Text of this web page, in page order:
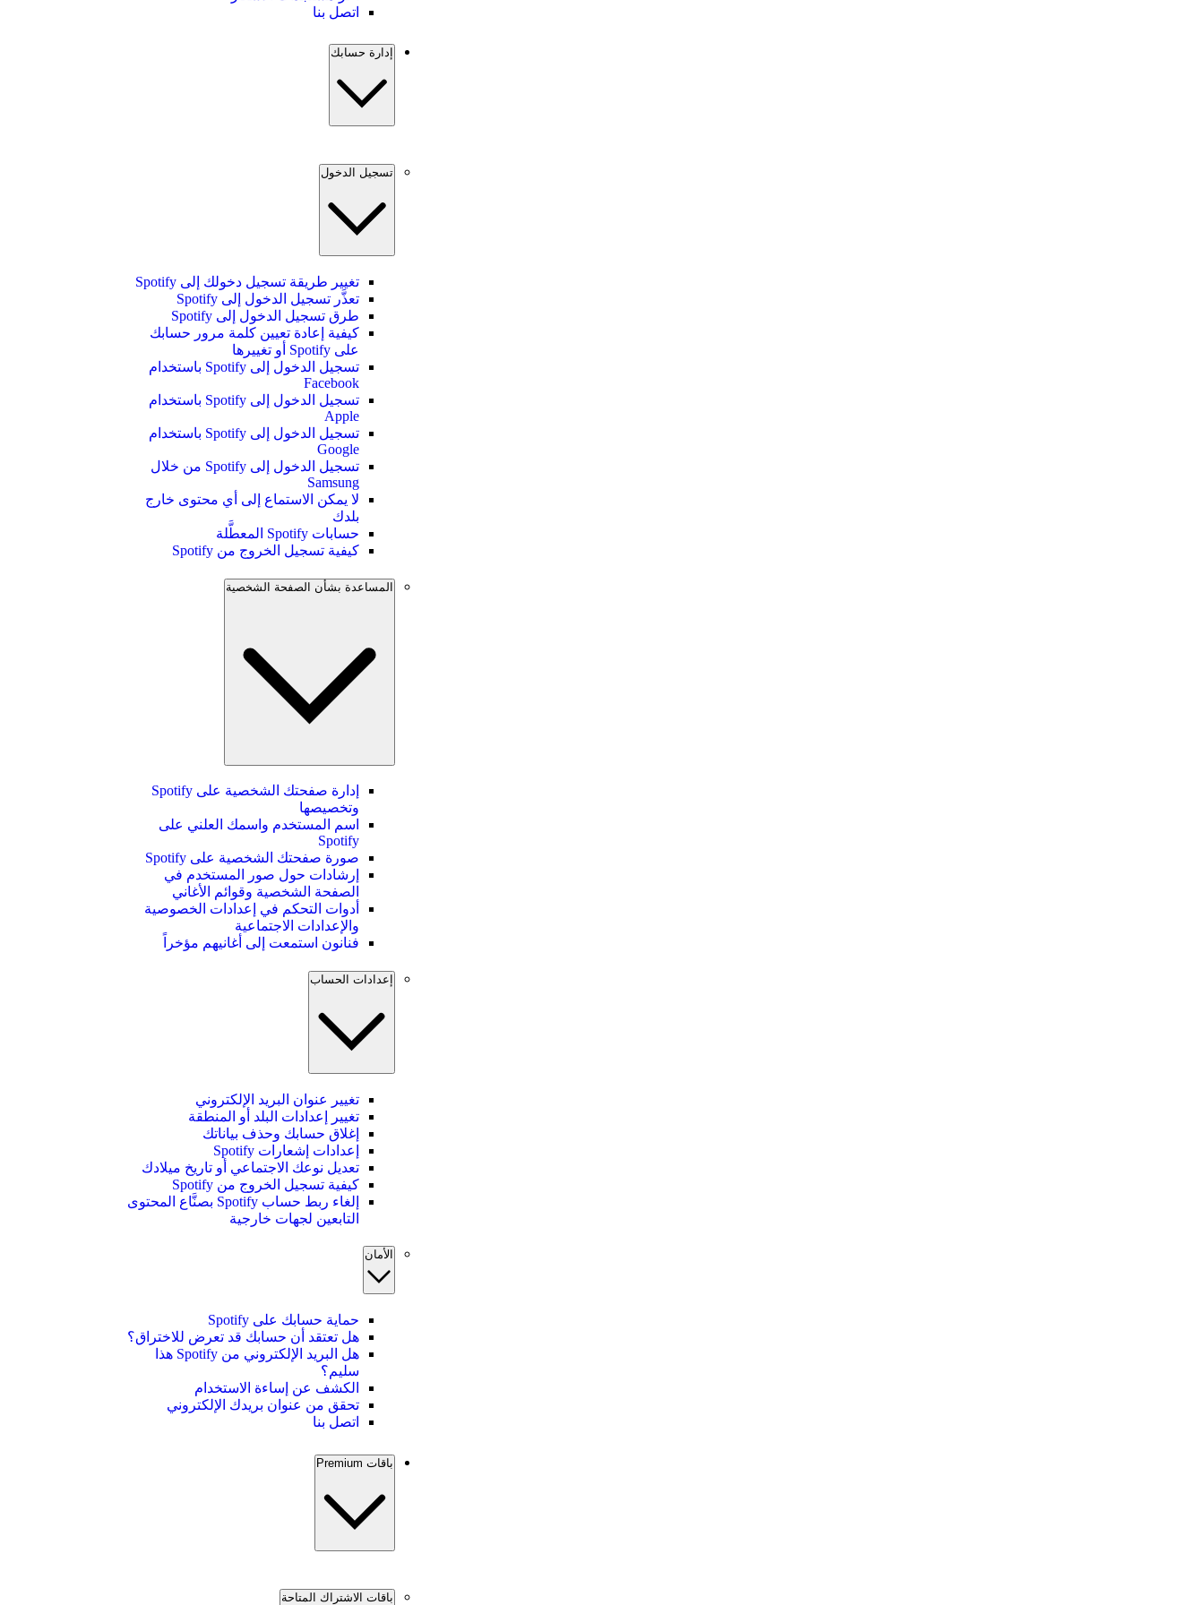
اتصل بنا
إدارة حسابك
تسجيل الدخول
تغيير طريقة تسجيل دخولك إلى Spotify
تعذَّر تسجيل الدخول إلى Spotify
طرق تسجيل الدخول إلى Spotify
كيفية إعادة تعيين كلمة مرور حسابك
على Spotify أو تغييرها
تسجيل الدخول إلى Spotify باستخدام
Facebook
تسجيل الدخول إلى Spotify باستخدام
Apple
تسجيل الدخول إلى Spotify باستخدام
Google
تسجيل الدخول إلى Spotify من خلال
Samsung
لا يمكن الاستماع إلى أي محتوى خارج
بلدك
حسابات Spotify المعطَّلة
كيفية تسجيل الخروج من Spotify
المساعدة بشأن الصفحة الشخصية
إدارة صفحتك الشخصية على Spotify
وتخصيصها
اسم المستخدم واسمك العلني على
Spotify
صورة صفحتك الشخصية على Spotify
إرشادات حول صور المستخدم في
الصفحة الشخصية وقوائم الأغاني
أدوات التحكم في إعدادات الخصوصية
والإعدادات الاجتماعية
فنانون استمعت إلى أغانيهم مؤخراً
إعدادات الحساب
تغيير عنوان البريد الإلكتروني
تغيير إعدادات البلد أو المنطقة
إغلاق حسابك وحذف بياناتك
إعدادات إشعارات Spotify
تعديل نوعك الاجتماعي أو تاريخ ميلادك
كيفية تسجيل الخروج من Spotify
إلغاء ربط حساب Spotify بصنَّاع المحتوى
التابعين لجهات خارجية
الأمان
حماية حسابك على Spotify
هل تعتقد أن حسابك قد تعرض للاختراق؟
هل البريد الإلكتروني من Spotify هذا
سليم؟
الكشف عن إساءة الاستخدام
تحقق من عنوان بريدك الإلكتروني
اتصل بنا
باقات Premium
باقات الاشتراك المتاحة